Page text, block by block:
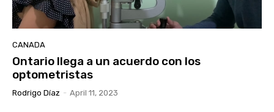
CANADA
Ontario llega a un acuerdo con los
optometristas
Rodrigo Díaz - April 11, 2023